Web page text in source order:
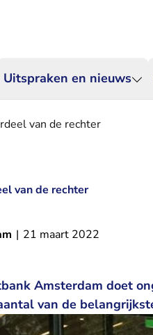
Uitspraken en nieuws
van de rechter
van de rechter
| 21 maart 2022
Amsterdam doet
van de